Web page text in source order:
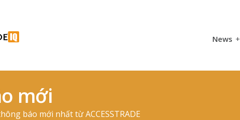
News +
mới
báo mới nhất từ ACCESSTRADE